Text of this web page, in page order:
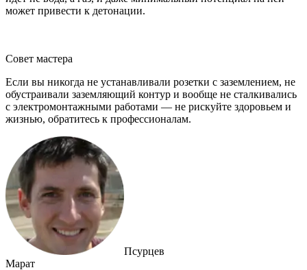
может привести к детонации.
Совет мастера
Если вы никогда не устанавливали розетки с заземлением, не
обустраивали заземляющий контур и вообще не сталкивались
с электромонтажными работами ― не рискуйте здоровьем и
жизнью, обратитесь к профессионалам.
Псурцев
Марат